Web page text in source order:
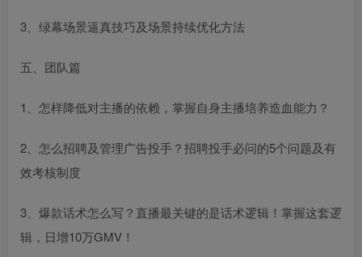
3、绿幕场景逼真技巧及场景持续优化方法
五、团队篇
1、怎样降低对主播的依赖，掌握自身主播培养造血能力？
2、怎么招聘及管理广告投手？招聘投手必问的5个问题及有
效考核制度
3、爆款话术怎么写？直播最关键的是话术逻辑！掌握这套逻
辑，日增10万GMV！